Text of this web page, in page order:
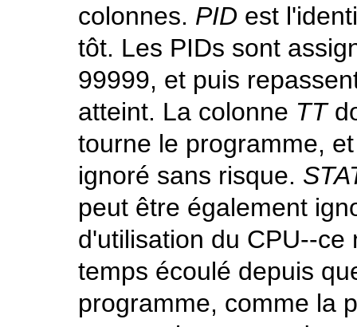
colonnes. PID est
tôt. Les PIDs sont
99999, et puis
atteint. La colonne TT
tourne le programme,
ignoré sans risque.
peut être également
d'utilisation du CPU--
temps écoulé depuis
programme, comme la